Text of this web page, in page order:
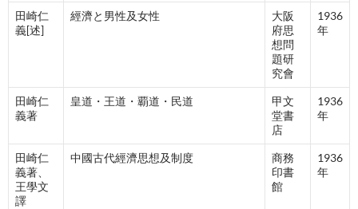
田崎仁
義[述]
經濟と男性及女性
大阪
府思
想問
題研
究會
1936
年
田崎仁
義著
皇道・王道・覇道・民道
甲文
堂書
店
1936
年
田崎仁
義著、
王學文
譯
中國古代經濟思想及制度
商務
印書
館
1936
年